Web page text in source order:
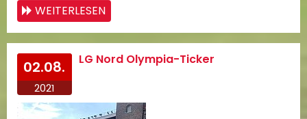
WEITERLESEN
02.08.
2021
LG Nord Olympia-Ticker